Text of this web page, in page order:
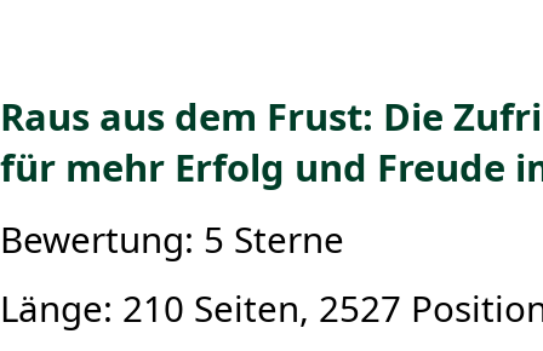
Raus aus dem Frust: Die
für mehr Erfolg und Freude
Bewertung: 5 Sterne
Länge: 210 Seiten, 2527